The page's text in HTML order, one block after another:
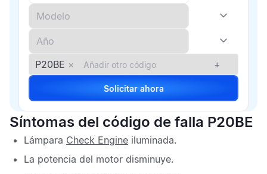
P20BE × +
Solicitar ahora
Síntomas del código de falla P20BE
Lámpara Check Engine iluminada.
La potencia del motor disminuye.